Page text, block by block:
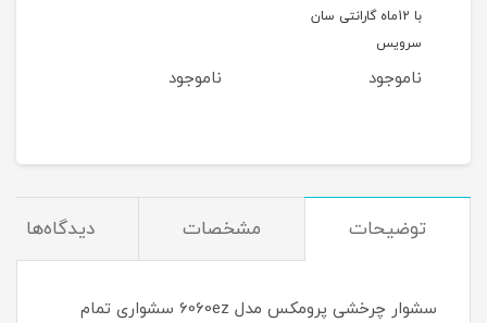
با 12ماه گارانتی سان
سرویس
ناموجود ناموجود
توضیحات مشخصات دیدگاه‌ها
سشوار چرخشی پرومکس مدل 6060ez سشواری تمام